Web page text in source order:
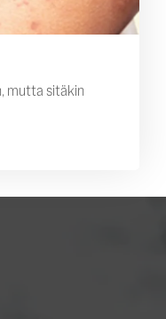
mutta sitäkin